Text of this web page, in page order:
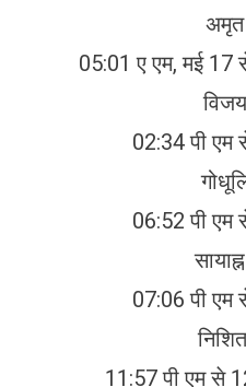
05:01 ए एम, मई 17
02:34 पी एम
06:52 पी एम
07:06 पी एम
11:57 पी एम से